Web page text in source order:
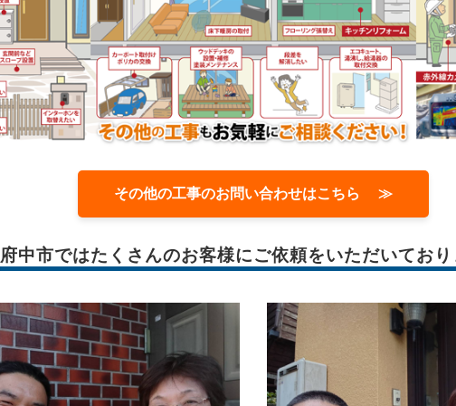
その他の工事のお問い合わせはこちら ≫
府中市ではたくさんのお客様にご依頼をいただいてお